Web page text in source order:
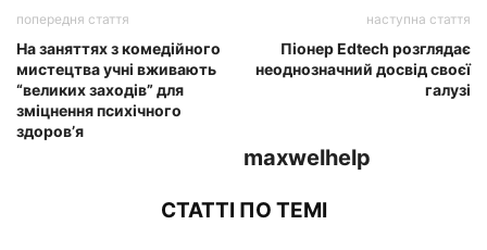
попередня стаття
На заняттях з комедійного
мистецтва учні вживають
“великих заходів” для
зміцнення психічного
здоров’я
наступна стаття
Піонер Edtech розглядає
неоднозначний досвід своєї
галузі
maxwelhelp
СТАТТІ ПО ТЕМІ